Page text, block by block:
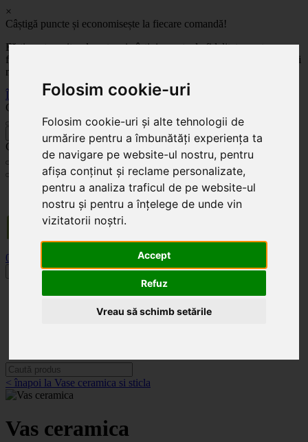
Folosim cookie-uri
Folosim cookie-uri și alte tehnologii de
urmărire pentru a îmbunătăți experiența ta
de navigare pe website-ul nostru, pentru
afișa conținut și reclame personalizate,
pentru a analiza traficul de pe website-ul
nostru și pentru a înțelege de unde vin
vizitatorii noștri.
Accept
Refuz
Vreau să schimb setările
×
Câștigă puncte și economisește la fiecare comandă!
Fă-ți cont pe site-ul nostru și câștigi puncte de fidelitate pentru
fiecare comandă! Cu cât comanzi mai mult, cu atât economisești mai
mult!
Înregistrează-te acum
Celoplast
Celoplast
Transportul este GRATUIT pentru comenzile mai mari de 350 Lei. Comanda minimă în
valoare de 100 Lei. Expediere în 1 - 2 zile lucrătoare.
0
Toggle navigation
Acasă
< înapoi la Vase ceramica si sticla
Vas ceramica